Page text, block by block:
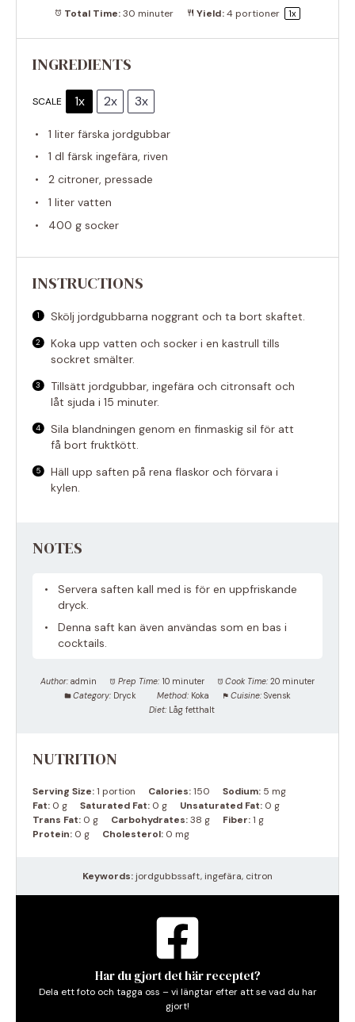
Total Time: 30 minuter Yield: 4 portioner 1x
INGREDIENTS
SCALE 1x 2x 3x
1 liter färska jordgubbar
1 dl färsk ingefära, riven
2 citroner, pressade
1 liter vatten
400 g socker
INSTRUCTIONS
Skölj jordgubbarna noggrant och ta bort skaftet.
Koka upp vatten och socker i en kastrull tills
sockret smälter.
Tillsätt jordgubbar, ingefära och citronsaft och
låt sjuda i 15 minuter.
Sila blandningen genom en finmaskig sil för att
få bort fruktkött.
Häll upp saften på rena flaskor och förvara i
kylen.
NOTES
Servera saften kall med is för en uppfriskande
dryck.
Denna saft kan även användas som en bas i
cocktails.
Author: admin Prep Time: 10 minuter Cook Time: 20 minuter
Category: Dryck Method: Koka Cuisine: Svensk
Diet: Låg fetthalt
NUTRITION
Serving Size:1 portion Calories:150 Sodium: 5 mg
Fat: 0 g Saturated Fat: 0 g Unsaturated Fat: 0 g
Trans Fat: 0 g Carbohydrates:38 g Fiber:1 g
Protein: 0 g Cholesterol: 0 mg
Keywords: jordgubbssaft, ingefära, citron
Har du gjort det här receptet?
Dela ett foto och tagga oss – vi längtar efter att se vad du har
gjort!